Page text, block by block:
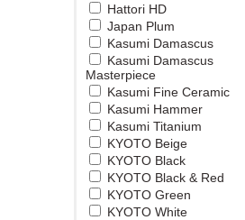
Hattori HD
Japan Plum
Kasumi Damascus
Kasumi Damascus
Masterpiece
Kasumi Fine Ceramic
Kasumi Hammer
Kasumi Titanium
KYOTO Beige
KYOTO Black
KYOTO Black & Red
KYOTO Green
KYOTO White